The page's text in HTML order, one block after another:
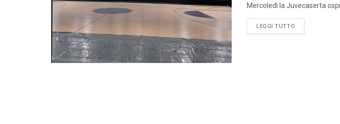
Mercoledì la Juvecaserta
LEGGI TUTTO